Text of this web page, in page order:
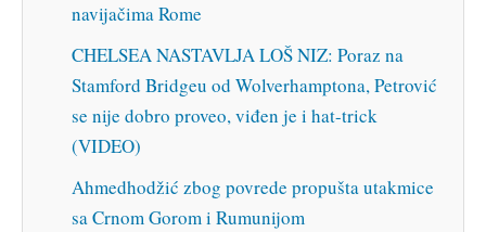
navijačima Rome
CHELSEA NASTAVLJA LOŠ NIZ: Poraz na
Stamford Bridgeu od Wolverhamptona, Petrović
se nije dobro proveo, viđen je i hat-trick
(VIDEO)
Ahmedhodžić zbog povrede propušta utakmice
sa Crnom Gorom i Rumunijom